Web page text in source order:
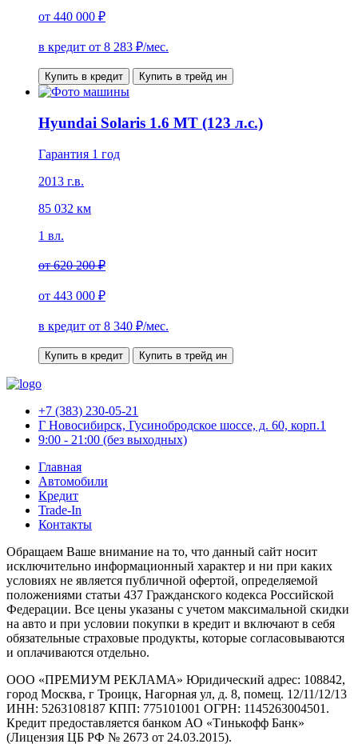
от 440 000 ₽
в кредит от 8 283 ₽/мес.
Купить в кредит Купить в трейд ин
Hyundai Solaris 1.6 MT (123 л.с.)
Гарантия 1 год
2013 г.в.
85 032 км
1 вл.
от620 200 ₽
от 443 000 ₽
в кредит от 8 340 ₽/мес.
Купить в кредит Купить в трейд ин
+7 (383) 230-05-21
Г Новосибирск, Гусинобродское шоссе, д. 60, корп.1
9:00 - 21:00 (без выходных)
Главная
Автомобили
Кредит
Trade-In
Контакты
Обращаем Ваше внимание на то, что данный сайт носит
исключительно информационный характер и ни при каких
условиях не является публичной офертой, определяемой
положениями статьи 437 Гражданского кодекса Российской
Федерации. Все цены указаны с учетом максимальной скидки
на авто и при условии покупки в кредит и включают в себя
обязательные страховые продукты, которые согласовываются
и оплачиваются отдельно.
ООО «ПРЕМИУМ РЕКЛАМА» Юридический адрес: 108842,
город Москва, г Троицк, Нагорная ул, д. 8, помещ. 12/11/12/13
ИНН: 5263108187 КПП: 775101001 ОГРН: 1145263004501.
Кредит предоставляется банком АО «Тинькофф Банк»
(Лицензия ЦБ РФ № 2673 от 24.03.2015).